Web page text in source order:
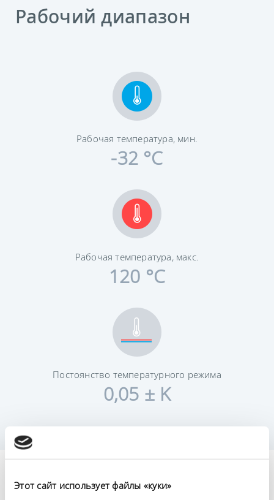
Этот сайт использует файлы «куки»
Рабочий диапазон
Рабочая температура, мин.
-32 °C
Рабочая температура, макс.
120 °C
Постоянство температурного режима
0,05 ± K
Технические